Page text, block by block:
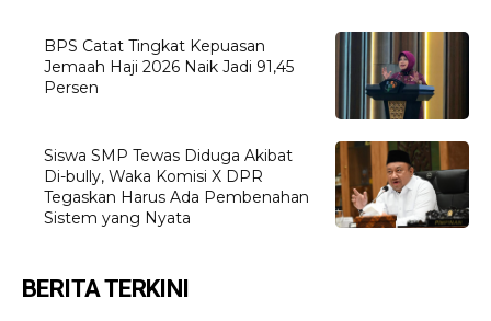
BPS Catat Tingkat Kepuasan
Jemaah Haji 2026 Naik Jadi 91,45
Persen
Siswa SMP Tewas Diduga Akibat
Di-bully, Waka Komisi X DPR
Tegaskan Harus Ada Pembenahan
Sistem yang Nyata
BERITA TERKINI